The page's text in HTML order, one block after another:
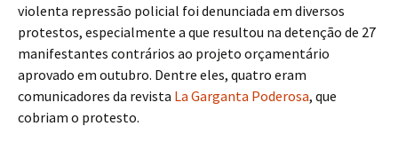
violenta repressão policial foi denunciada em diversos
protestos, especialmente a que resultou na detenção de 27
manifestantes contrários ao projeto orçamentário
aprovado em outubro. Dentre eles, quatro eram
comunicadores da revista La Garganta Poderosa, que
cobriam o protesto.